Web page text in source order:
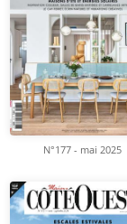
N°177 - mai 2025